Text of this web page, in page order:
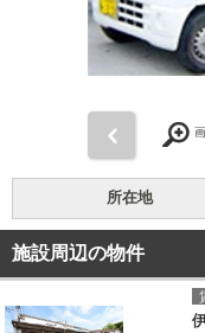
所在地
施設周辺の物件